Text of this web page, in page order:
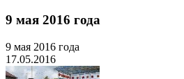
9 мая 2016 года
9 мая 2016 года
17.05.2016